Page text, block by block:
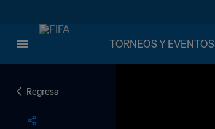
TORNEOS Y EVENTOS
Regresa